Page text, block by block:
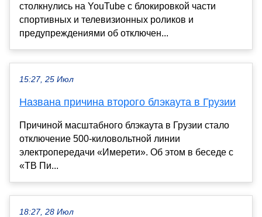
столкнулись на YouTube с блокировкой части
спортивных и телевизионных роликов и
предупреждениями об отключен...
15:27, 25 Июл
Названа причина второго блэкаута в Грузии
Причиной масштабного блэкаута в Грузии стало
отключение 500-киловольтной линии
электропередачи «Имерети». Об этом в беседе с
«ТВ Пи...
18:27, 28 Июл